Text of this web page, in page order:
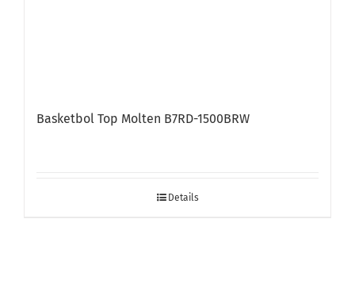
Basketbol Top Molten B7RD-1500BRW
Details